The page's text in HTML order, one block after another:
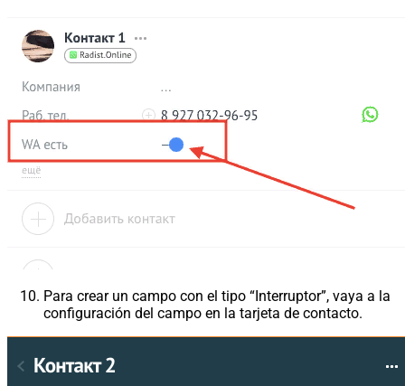
Para crear un campo con el tipo “Interruptor”, vaya a la
configuración del campo en la tarjeta de contacto.